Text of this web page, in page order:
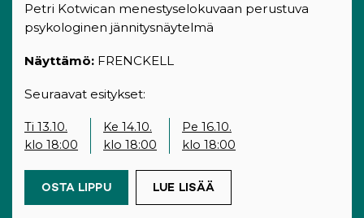
Petri Kotwican menestyselokuvaan perustuva
psykologinen jännitysnäytelmä
Näyttämö: FRENCKELL
Seuraavat esitykset:
Ti 13.10.
klo 18:00
Ke 14.10.
klo 18:00
Pe 16.10.
klo 18:00
OSTA LIPPU(OPENS IN A NEW TAB)
LUE LISÄÄ